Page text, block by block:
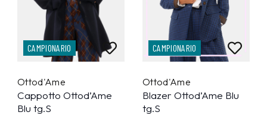
CAMPIONARIO
Ottod'Ame
Cappotto Ottod’Ame
Blu tg.S
CAMPIONARIO
Ottod'Ame
Blazer Ottod’Ame Blu
tg.S